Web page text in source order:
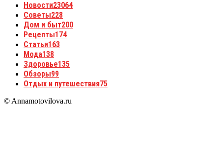
Новости23064
Советы228
Дом и быт200
Рецепты174
Статьи163
Мода138
Здоровье135
Обзоры99
Отдых и путешествия75
© Annamotovilova.ru